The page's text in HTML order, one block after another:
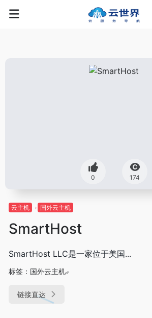
0 174
云主机 国外云主机
SmartHost
SmartHost LLC是一家位于美国...
标签： 国外云主机
链接直达